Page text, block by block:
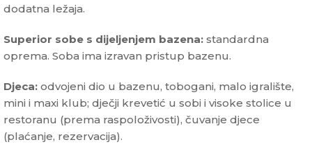
dodatna ležaja.
Superior sobe s dijeljenjem bazena: standardna
oprema. Soba ima izravan pristup bazenu.
Djeca: odvojeni dio u bazenu, tobogani, malo igralište,
mini i maxi klub; dječji krevetić u sobi i visoke stolice u
restoranu (prema raspoloživosti), čuvanje djece
(plaćanje, rezervacija).